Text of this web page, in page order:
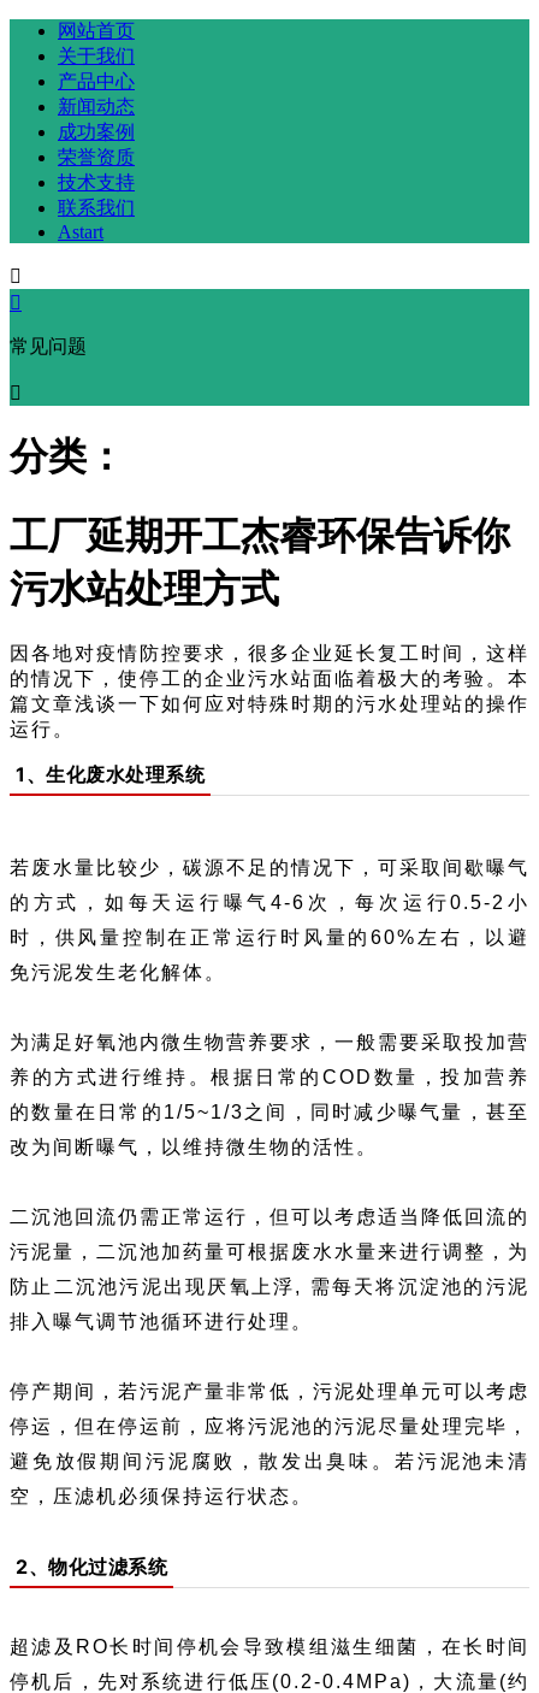
网站首页
关于我们
产品中心
新闻动态
成功案例
荣誉资质
技术支持
联系我们
Astart


常见问题

分类：
工厂延期开工杰睿环保告诉你
污水站处理方式
因各地对疫情防控要求，很多企业延长复工时间，这样
的情况下，使停工的企业污水站面临着极大的考验。本
篇文章浅谈一下如何应对特殊时期的污水处理站的操作
运行。
1、生化废水处理系统
若废水量比较少，碳源不足的情况下，可采取间歇曝气
的方式，如每天运行曝气4-6次，每次运行0.5-2小
时，供风量控制在正常运行时风量的60%左右，以避
免污泥发生老化解体。
为满足好氧池内微生物营养要求，一般需要采取投加营
养的方式进行维持。根据日常的COD数量，投加营养
的数量在日常的1/5~1/3之间，同时减少曝气量，甚至
改为间断曝气，以维持微生物的活性。
二沉池回流仍需正常运行，但可以考虑适当降低回流的
污泥量，二沉池加药量可根据废水水量来进行调整，为
防止二沉池污泥出现厌氧上浮, 需每天将沉淀池的污泥
排入曝气调节池循环进行处理。
停产期间，若污泥产量非常低，污泥处理单元可以考虑
停运，但在停运前，应将污泥池的污泥尽量处理完毕，
避免放假期间污泥腐败，散发出臭味。若污泥池未清
空，压滤机必须保持运行状态。
2、物化过滤系统
超滤及RO长时间停机会导致模组滋生细菌，在长时间
停机后，先对系统进行低压(0.2-0.4MPa)，大流量(约